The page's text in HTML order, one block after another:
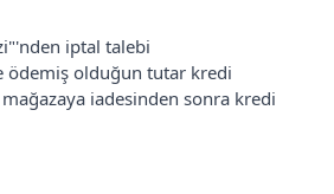
iptal talebi
ödemiş olduğun tutar kredi
iadesinden sonra kredi